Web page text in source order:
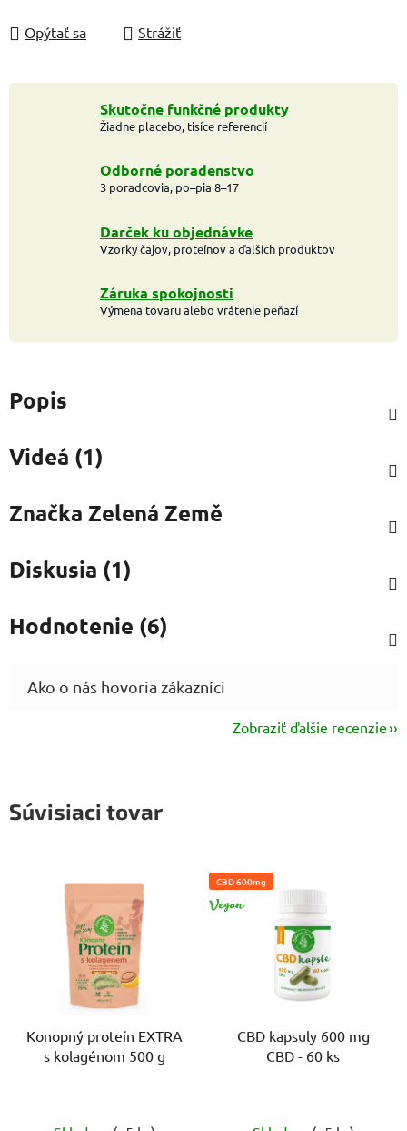
Opýtať sa Strážiť
Skutočne funkčné produkty
Žiadne placebo, tisíce referencií
Odborné poradenstvo
3 poradcovia, po–pia 8–17
Darček ku objednávke
Vzorky čajov, proteínov a ďalších produktov
Záruka spokojnosti
Výmena tovaru alebo vrátenie peňazí
Popis
Videá (1)
Značka Zelená Země
Diskusia (1)
Hodnotenie (6)
Zobraziť ďalšie recenzie
Súvisiaci tovar
Konopný proteín EXTRA
s kolagénom 500 g
CBD 600mg
VEGAN
CBD kapsuly 600 mg
CBD - 60 ks